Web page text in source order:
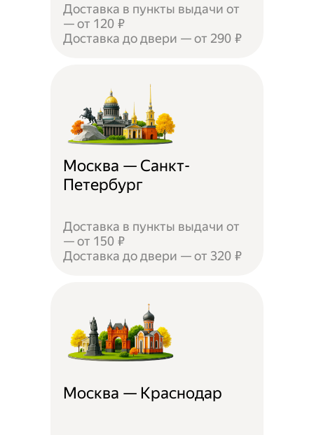
Доставка в пункты выдачи от
— от 120 ₽
Доставка до двери — от 290 ₽
Москва — Санкт-
Петербург
Доставка в пункты выдачи от
— от 150 ₽
Доставка до двери — от 320 ₽
Москва — Краснодар